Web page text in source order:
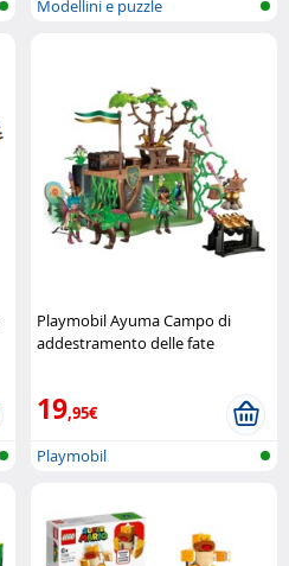
Modellini e puzzle
Playmobil Ayuma Campo di
addestramento delle fate
19,95€
Playmobil